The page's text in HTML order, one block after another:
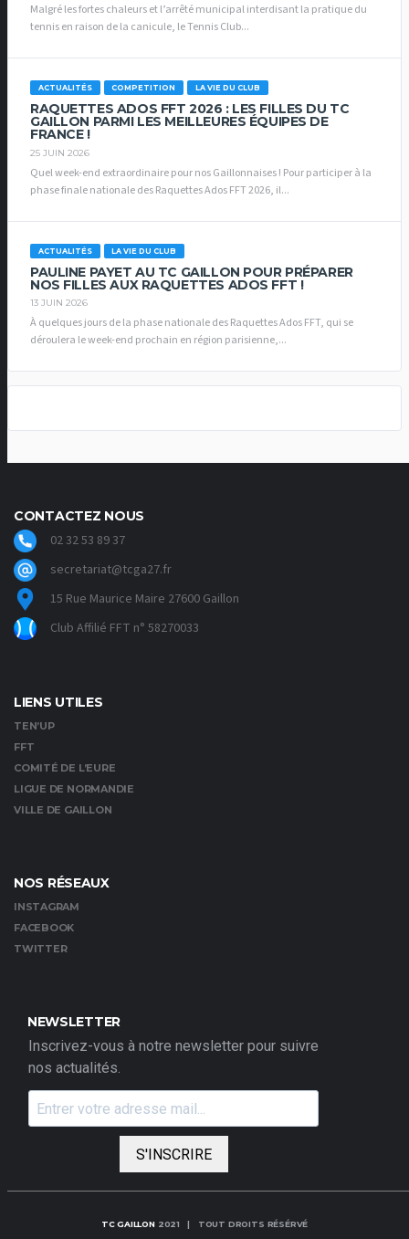
Malgré les fortes chaleurs et l’arrêté municipal interdisant la pratique du
tennis en raison de la canicule, le Tennis Club...
ACTUALITÉS COMPETITION LA VIE DU CLUB
RAQUETTES ADOS FFT 2026 : LES FILLES DU TC
GAILLON PARMI LES MEILLEURES ÉQUIPES DE
FRANCE !
25 JUIN 2026
Quel week-end extraordinaire pour nos Gaillonnaises ! Pour participer à la
phase finale nationale des Raquettes Ados FFT 2026, il...
ACTUALITÉS LA VIE DU CLUB
PAULINE PAYET AU TC GAILLON POUR PRÉPARER
NOS FILLES AUX RAQUETTES ADOS FFT !
13 JUIN 2026
À quelques jours de la phase nationale des Raquettes Ados FFT, qui se
déroulera le week-end prochain en région parisienne,...
CONTACTEZ NOUS
02 32 53 89 37
secretariat@tcga27.fr
15 Rue Maurice Maire 27600 Gaillon
Club Affilié FFT n° 58270033
LIENS UTILES
TEN’UP
FFT
COMITÉ DE L’EURE
LIGUE DE NORMANDIE
VILLE DE GAILLON
NOS RÉSEAUX
INSTAGRAM
FACEBOOK
TWITTER
NEWSLETTER
Inscrivez-vous à notre newsletter pour suivre
nos actualités.
S'INSCRIRE
TC GAILLON2021 | TOUT DROITS RÉSÉRVÉ